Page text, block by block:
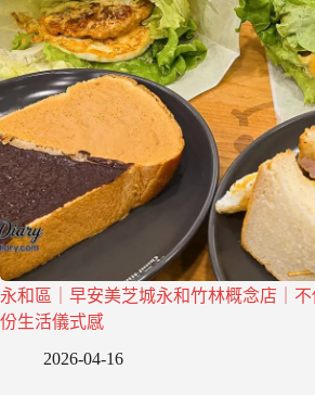
永和區｜早安美芝城永和竹林概念店｜
份生活儀式感
2026-04-16